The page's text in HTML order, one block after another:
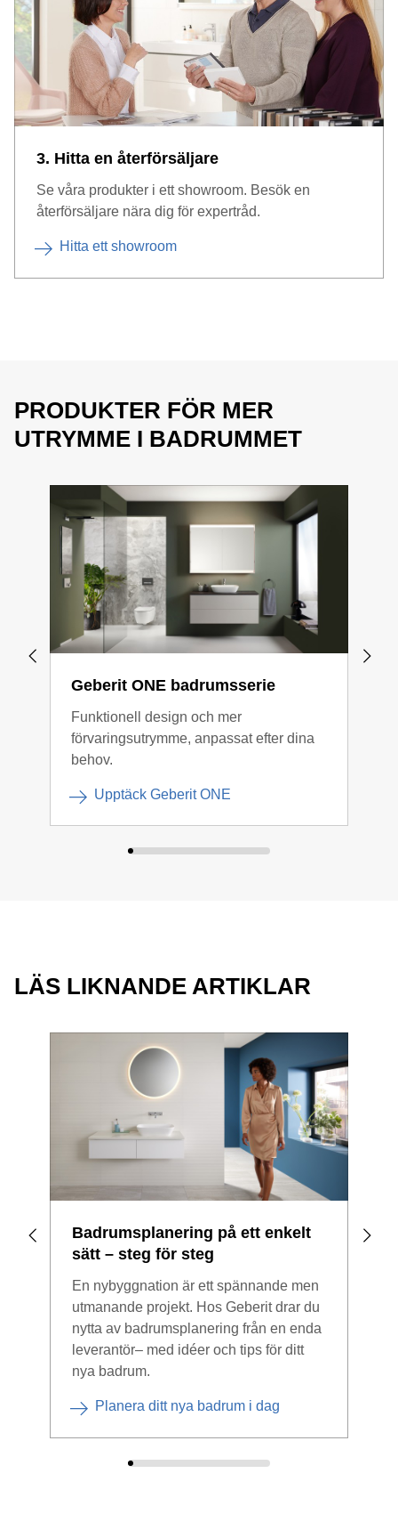
3. Hitta en återförsäljare
Se våra produkter i ett showroom. Besök en
återförsäljare nära dig för expertråd.
Hitta ett showroom
PRODUKTER FÖR MER
UTRYMME I BADRUMMET
Geberit ONE badrumsserie
Funktionell design och mer
förvaringsutrymme, anpassat efter dina
behov.
Upptäck Geberit ONE
LÄS LIKNANDE ARTIKLAR
Badrumsplanering på ett enkelt
sätt – steg för steg
En nybyggnation är ett spännande men
utmanande projekt. Hos Geberit drar du
nytta av badrumsplanering från en enda
leverantör– med idéer och tips för ditt
nya badrum.
Planera ditt nya badrum i dag